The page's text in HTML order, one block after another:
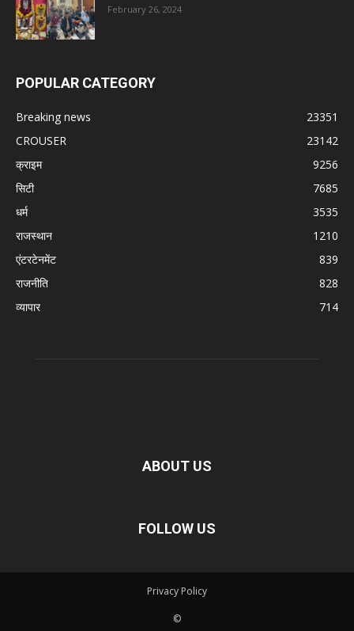
February 26, 2024
POPULAR CATEGORY
Breaking news
23351
CROUSER
23142
क्राइम
9256
सिटी
7685
धर्म
3535
राजस्थान
1210
एंटरटेनमेंट
839
राजनीति
828
व्यापार
714
ABOUT US
FOLLOW US
Privacy Policy
©